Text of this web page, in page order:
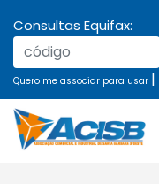
Consultas Equifax:
Quero me associar para usar |